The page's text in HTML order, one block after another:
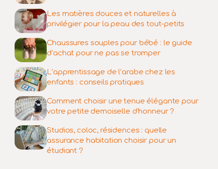
Les matières douces et naturelles à
privilégier pour la peau des tout-petits
Chaussures souples pour bébé : le guide
d’achat pour ne pas se tromper
L’apprentissage de l’arabe chez les
enfants : conseils pratiques
Comment choisir une tenue élégante pour
votre petite demoiselle d’honneur ?
Studios, coloc, résidences : quelle
assurance habitation choisir pour un
étudiant ?